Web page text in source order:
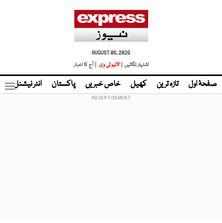
AUGUST 06, 2026
اشتہار لگائیں |
لائیو ٹی وی | آج کا اخبار
صفحۂ اول تازہ ترین کھیل خاص خبریں پاکستان انٹر نیشنل